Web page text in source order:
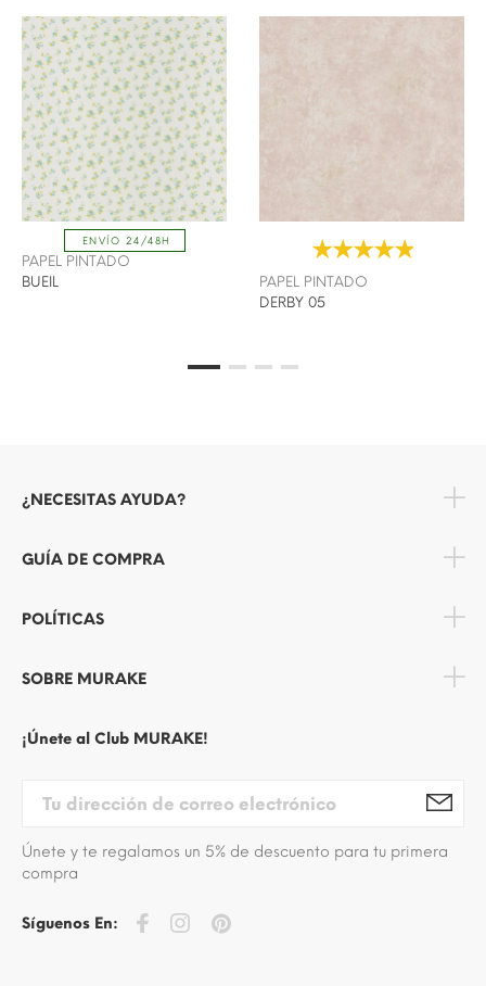
ENVÍO 24/48H
PAPEL PINTADO
BUEIL
PAPEL PINTADO
DERBY 05
¿NECESITAS AYUDA?
GUÍA DE COMPRA
POLÍTICAS
SOBRE MURAKE
¡Únete al Club MURAKE!
Únete y te regalamos un 5% de descuento para tu primera
compra
Síguenos En: